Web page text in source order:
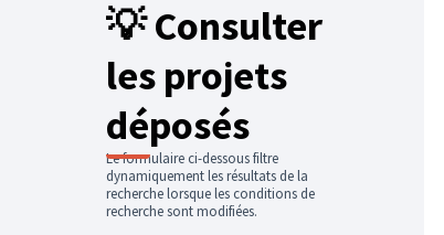
💡 Consulter
les projets
déposés
Le formulaire ci-dessous filtre
dynamiquement les résultats de la
recherche lorsque les conditions de
recherche sont modifiées.